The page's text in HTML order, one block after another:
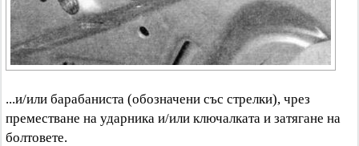
...и/или барабаниста (обозначени със стрелки), чрез
преместване на ударника и/или ключалката и затягане на
болтовете.